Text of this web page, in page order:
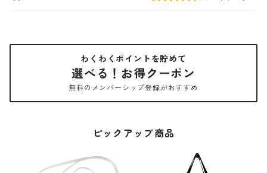
わくわくポイントを貯めて
選べる！お得クーポン
無料のメンバーシップ登録がおすすめ
ピックアップ商品